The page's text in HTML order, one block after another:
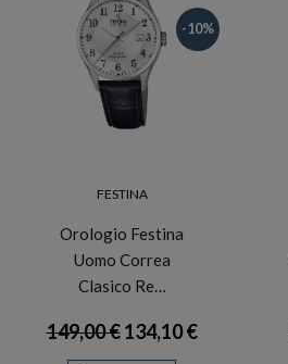
-10%
FESTINA
Orologio Festina
Uomo Correa
Clasico Re…
149,00 €134,10 €